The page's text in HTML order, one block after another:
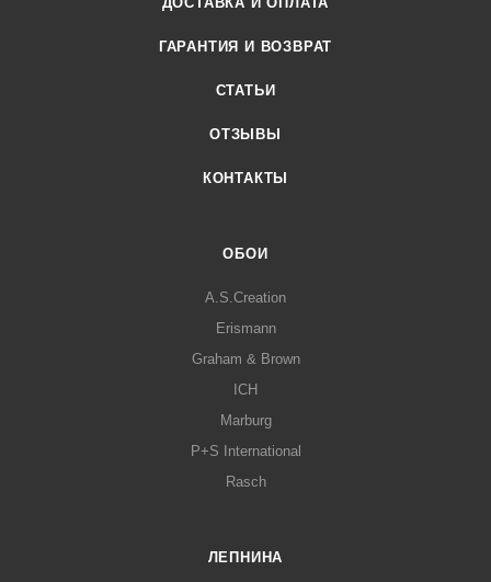
ГАРАНТИЯ И ВОЗВРАТ
СТАТЬИ
ОТЗЫВЫ
КОНТАКТЫ
ОБОИ
A.S.Creation
Erismann
Graham & Brown
ICH
Marburg
P+S International
Rasch
ЛЕПНИНА